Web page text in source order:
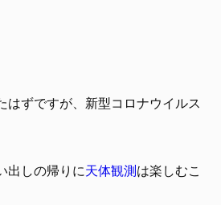
ずですが、新型コロナウイルス
出しの帰りに天体観測 は楽しむこ